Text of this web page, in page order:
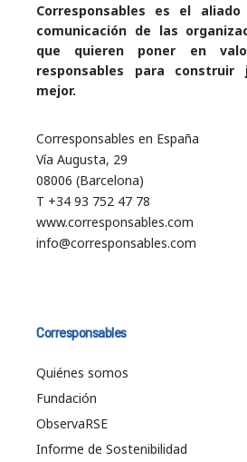
Corresponsables es el
comunicación de las
que quieren poner en
responsables para construir
mejor.
Corresponsables en España
Vía Augusta, 29
08006 (Barcelona)
T +34 93 752 47 78
www.corresponsables.com
info@corresponsables.com
Corresponsables
Quiénes somos
Fundación
ObservaRSE
Informe de Sostenibilidad